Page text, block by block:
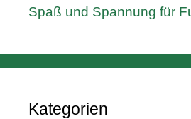
Spaß und Spannung für
Kategorien